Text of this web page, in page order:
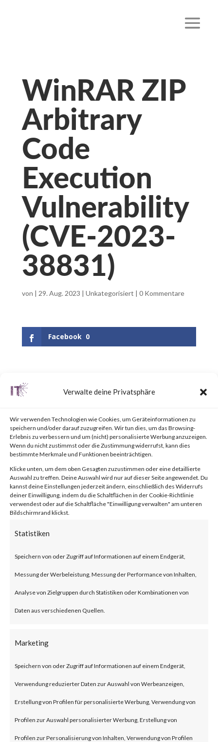
Verwalte deine Privatsphäre
Wir verwenden Technologien wie Cookies, um Geräteinformationen zu
speichern und/oder darauf zuzugreifen. Wir tun dies, um das Browsing-
Erlebnis zu verbessern und um (nicht) personalisierte Werbung anzuzeigen.
Wenn du nicht zustimmst oder die Zustimmung widerrufst, kann dies
bestimmte Merkmale und Funktionen beeinträchtigen.
Klicke unten, um dem oben Gesagten zuzustimmen oder eine detaillierte
Auswahl zu treffen. Deine Auswahl wird nur auf dieser Seite angewendet. Du
kannst deine Einstellungen jederzeit ändern, einschließlich des Widerrufs
deiner Einwilligung, indem du die Schaltflächen in der Cookie-Richtlinie
verwendest oder auf die Schaltfläche "Einwilligung verwalten" am unteren
Bildschirmrand klickst.
Statistiken
Speichern von oder Zugriff auf Informationen auf einem Endgerät,
Messung der Werbeleistung, Messung der Performance von Inhalten,
Analyse von Zielgruppen durch Statistiken oder Kombinationen von
Daten aus verschiedenen Quellen.
Marketing
Speichern von oder Zugriff auf Informationen auf einem Endgerät,
Verwendung reduzierter Daten zur Auswahl von Werbeanzeigen,
Erstellung von Profilen für personalisierte Werbung, Verwendung von
Profilen zur Auswahl personalisierter Werbung, Erstellung von
Profilen zur Personalisierung von Inhalten, Verwendung von Profilen
WinRAR ZIP
Arbitrary
Code
Execution
Vulnerability
(CVE-2023-
38831)
von | 29. Aug. 2023 | Unkategorisiert | 0 Kommentare
Facebook 0
What is WinRAR?
for file
compression/decompression
and archive management.
What is the Attack?
vulnerability that affects
WinRAR before version 6.23.
The vulnerability allows threat
actors to create a zip file that
the same filename. Opening
(some refer to this as “viewing”)
the file launches a malicious
script in the folder.
Why is this Significant?